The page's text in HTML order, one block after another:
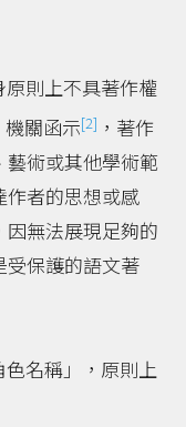
則上不具著作權
機關函示[2] ，著作
術或其他學術範
作者的思想或感
無法展現足夠的
受保護的語文著
名稱」，原則上